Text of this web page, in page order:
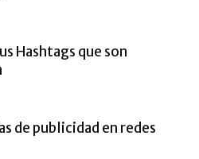
Hashtags que son
de publicidad en redes